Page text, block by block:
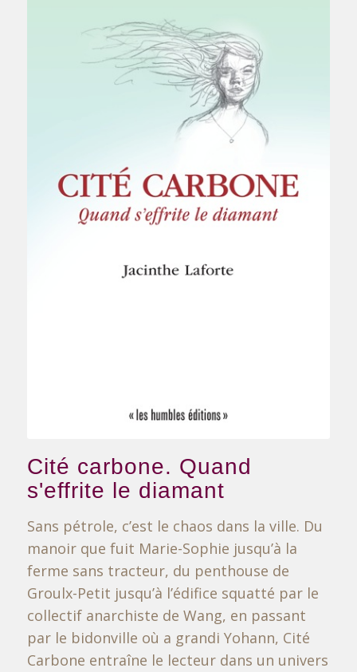
Cité carbone. Quand
s'effrite le diamant
Sans pétrole, c’est le chaos dans la ville. Du
manoir que fuit Marie-Sophie jusqu’à la
ferme sans tracteur, du penthouse de
Groulx-Petit jusqu’à l’édifice squatté par le
collectif anarchiste de Wang, en passant
par le bidonville où a grandi Yohann, Cité
Carbone entraîne le lecteur dans un univers